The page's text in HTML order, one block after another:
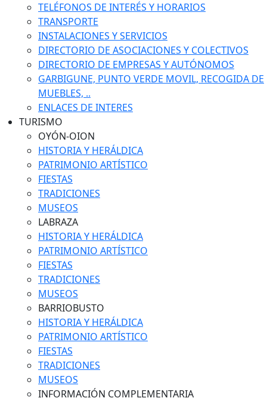
TELÉFONOS DE INTERÉS Y HORARIOS
TRANSPORTE
INSTALACIONES Y SERVICIOS
DIRECTORIO DE ASOCIACIONES Y COLECTIVOS
DIRECTORIO DE EMPRESAS Y AUTÓNOMOS
GARBIGUNE, PUNTO VERDE MOVIL, RECOGIDA DE
MUEBLES, ..
ENLACES DE INTERES
TURISMO
OYÓN-OION
HISTORIA Y HERÁLDICA
PATRIMONIO ARTÍSTICO
FIESTAS
TRADICIONES
MUSEOS
LABRAZA
HISTORIA Y HERÁLDICA
PATRIMONIO ARTÍSTICO
FIESTAS
TRADICIONES
MUSEOS
BARRIOBUSTO
HISTORIA Y HERÁLDICA
PATRIMONIO ARTÍSTICO
FIESTAS
TRADICIONES
MUSEOS
INFORMACIÓN COMPLEMENTARIA